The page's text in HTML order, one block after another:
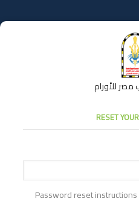
للأورام
RESET
Password reset